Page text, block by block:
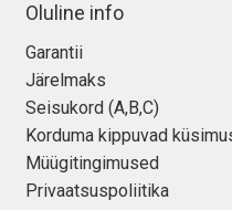
Oluline info
Garantii
Järelmaks
Seisukord (A,B,C)
Korduma kippuvad
Müügitingimused
Privaatsuspoliitika